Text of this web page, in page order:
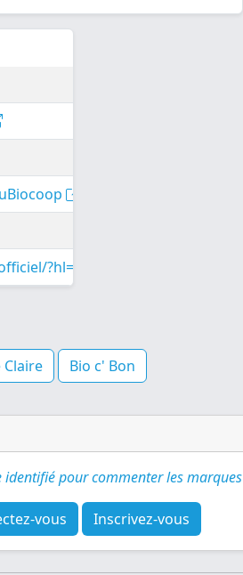
?hl=fr
Claire Bio c' Bon
identifié pour commenter les marques
vous Inscrivez-vous